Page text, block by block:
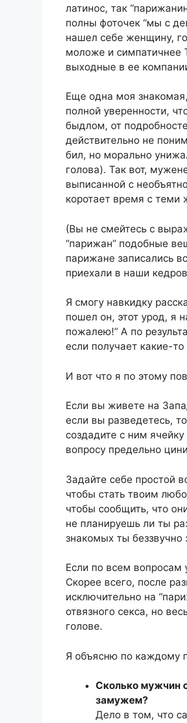
латинос, так
полны фоточек “мы с
нашел себе женщину,
моложе и симпатичнее
выходные в ее
Еще одна моя
полной уверенности,
быдлом, от
действительно не
бил, но морально
голова). Так вот,
выписанной с
коротает время с
(Вы не смейтесь с
“парижан” подобные
парижане записались
приехали в наши
Я смогу навкидку
пошел он, этот урод, я
пожалею!” А по
если получает какие-
И вот что я по этому
Если вы живете на
если вы разведетесь,
создадите с ним
вопросу предельно
Задайте себе простой
чтобы стать твоим
чтобы сообщить, что
не планируешь ли ты
знакомых ты
Если по всем вопросам
Скорее всего, после
исключительно на
отвязного секса, но
голове.
Я объясню по каждому
Сколько мужчин
замужем?
Дело в том, что